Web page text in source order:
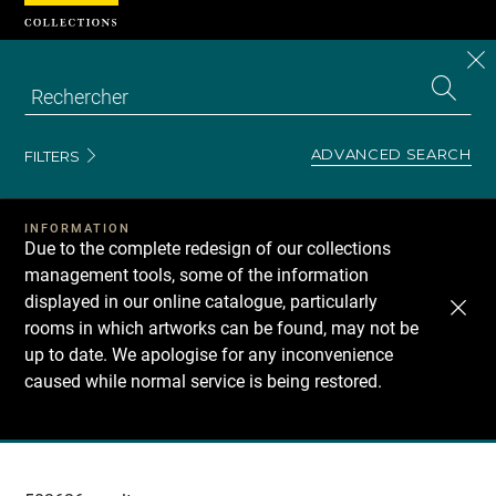
FILTERS ADVANCED SEARCH
INFORMATION
Due to the complete redesign of our collections
management tools, some of the information
displayed in our online catalogue, particularly
rooms in which artworks can be found, may not be
up to date. We apologise for any inconvenience
caused while normal service is being restored.
Recherche
Cookies management panel